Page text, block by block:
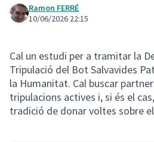
Ramon FERRÉ
10/06/2026 22:15
Cal un estudi per a tramitar la
Tripulació del Bot Salvavides
la Humanitat. Cal buscar
tripulacions actives i, si és el
tradició de donar voltes sobre